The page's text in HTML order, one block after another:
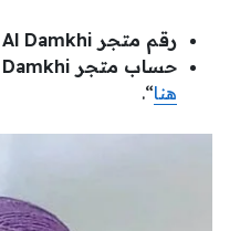
رقم متجر Swaad Al Damkhi الكويت:
حساب متجر Swaad Al Damkhi انستقرام:
هنا“.